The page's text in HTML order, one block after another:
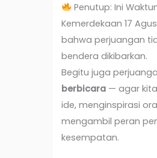
Penutup: Ini
Kemerdekaan 17
bahwa perjuangan
bendera dikibarkan.
Begitu juga
berbicara — agar
ide, menginspirasi
mengambil peran
kesempatan.